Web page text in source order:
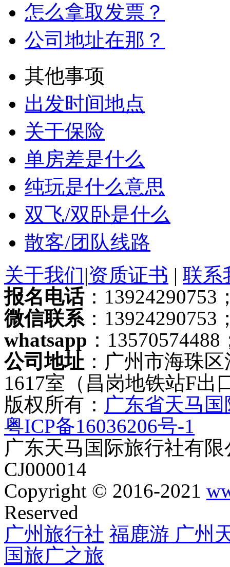
怎么拿取发票？
公司地址在那？
其他事项
出发时间地点
关于保险
单房差是什么
纯玩是什么意思
双飞/双卧是什么
散客/团队线路
关于我们|资质证书 | 联系
报名电话：13924290753
微信联系：13924290753
whatsapp ：13570574488
公司地址 ：广州市海珠
1617室（昌岗地铁站F出
版权所有： 广东省天马
粤ICP备16036206号-1
广东天马国际旅行社有
CJ000014
Copyright © 2016-2021
Reserved
广州旅行社 福鹿游 广州
国旅广之旅